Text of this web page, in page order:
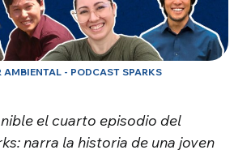
AMBIENTAL - PODCAST SPARKS
el cuarto episodio del
narra la historia de una joven